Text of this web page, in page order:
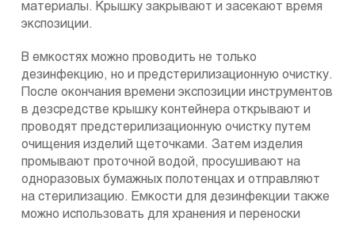
материалы. Крышку закрывают и засекают время
экспозиции.
В емкостях можно проводить не только
дезинфекцию, но и предстерилизационную очистку.
После окончания времени экспозиции инструментов
в дезсредстве крышку контейнера открывают и
проводят предстерилизационную очистку путем
очищения изделий щеточками. Затем изделия
промывают проточной водой, просушивают на
одноразовых бумажных полотенцах и отправляют
на стерилизацию. Емкости для дезинфекции также
можно использовать для хранения и переноски